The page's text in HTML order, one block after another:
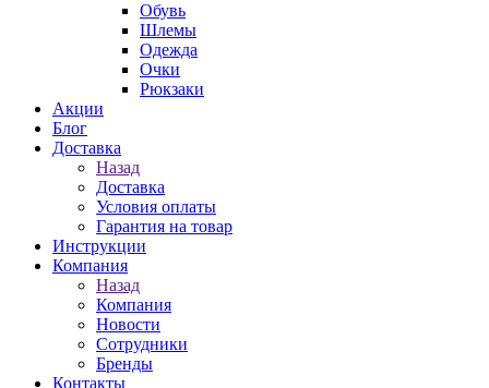
Обувь
Шлемы
Одежда
Очки
Рюкзаки
Акции
Блог
Доставка
Назад
Доставка
Условия оплаты
Гарантия на товар
Инструкции
Компания
Назад
Компания
Новости
Сотрудники
Бренды
Контакты